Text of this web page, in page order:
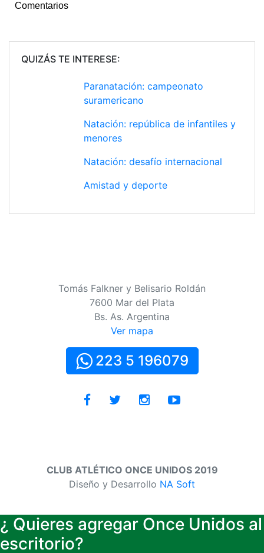
Comentarios
QUIZÁS TE INTERESE:
Paranatación: campeonato
suramericano
Natación: república de infantiles y
menores
Natación: desafío internacional
Amistad y deporte
Tomás Falkner y Belisario Roldán
7600 Mar del Plata
Bs. As. Argentina
Ver mapa
223 5 196079
CLUB ATLÉTICO ONCE UNIDOS 2019
Diseño y Desarrollo NA Soft
¿ Quieres agregar Once Unidos al
escritorio?